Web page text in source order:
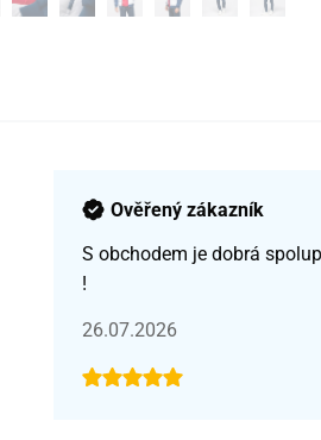
Ověřený zákazník
S obchodem je dobrá
!
26.07.2026